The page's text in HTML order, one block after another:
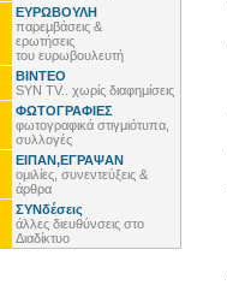
ΕΥΡΩΒΟΥΛΗ
παρεμβάσεις &
ερωτήσεις
του ευρωβουλευτή
ΒΙΝΤΕΟ
SYN TV.. χωρίς διαφημίσεις
ΦΩΤΟΓΡΑΦΙΕΣ
φωτογραφικά στιγμιότυπα,
συλλογές
ΕΙΠΑΝ,ΕΓΡΑΨΑΝ
ομιλίες, συνεντεύξεις &
άρθρα
ΣΥΝδέσεις
άλλες διευθύνσεις στο
Διαδίκτυο